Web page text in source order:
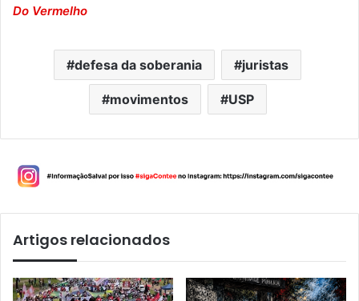
Do Vermelho
defesa da soberania juristas
movimentos USP
Artigos relacionados